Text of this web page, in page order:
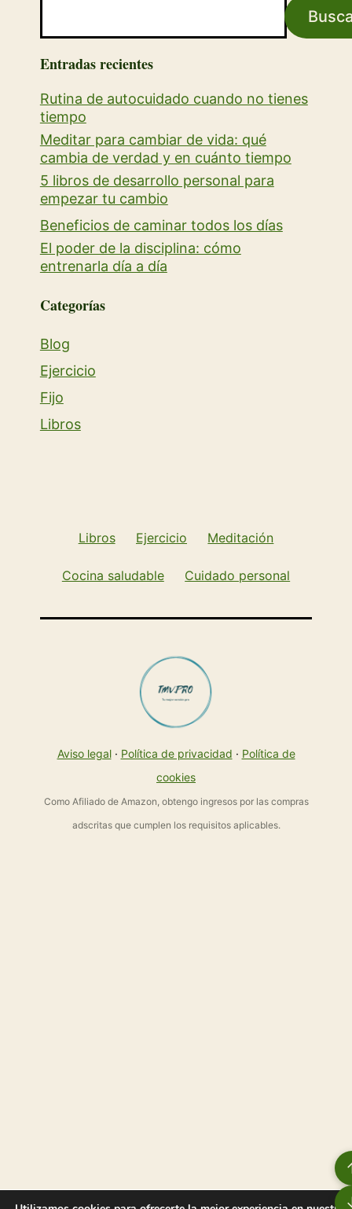
Entradas recientes
Rutina de autocuidado cuando no tienes
tiempo
Meditar para cambiar de vida: qué
cambia de verdad y en cuánto tiempo
5 libros de desarrollo personal para
empezar tu cambio
Beneficios de caminar todos los días
El poder de la disciplina: cómo
entrenarla día a día
Categorías
Blog
Ejercicio
Fijo
Libros
Libros Ejercicio Meditación
Cocina saludable Cuidado personal
Aviso legal· Política de privacidad · Política de
cookies